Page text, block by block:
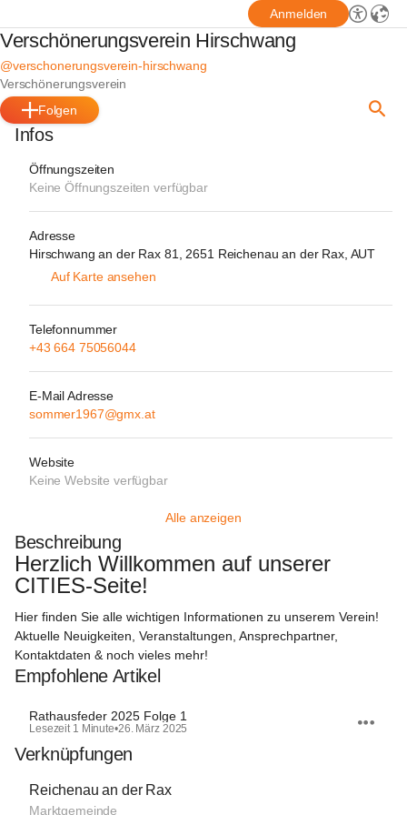
Anmelden
Verschönerungsverein Hirschwang
@verschonerungsverein-hirschwang
Verschönerungsverein
Folgen
Infos
Öffnungszeiten
Keine Öffnungszeiten verfügbar
Adresse
Hirschwang an der Rax 81, 2651 Reichenau an der Rax, AUT
Auf Karte ansehen
Telefonnummer
+43 664 75056044
E-Mail Adresse
sommer1967@gmx.at
Website
Keine Website verfügbar
Alle anzeigen
Beschreibung
Herzlich Willkommen auf unserer
CITIES-Seite!
Hier finden Sie alle wichtigen Informationen zu unserem Verein!
Aktuelle Neuigkeiten, Veranstaltungen, Ansprechpartner,
Kontaktdaten & noch vieles mehr!
Empfohlene Artikel
Rathausfeder 2025 Folge 1
Lesezeit 1 Minute•26. März 2025
Verknüpfungen
Reichenau an der Rax
Marktgemeinde